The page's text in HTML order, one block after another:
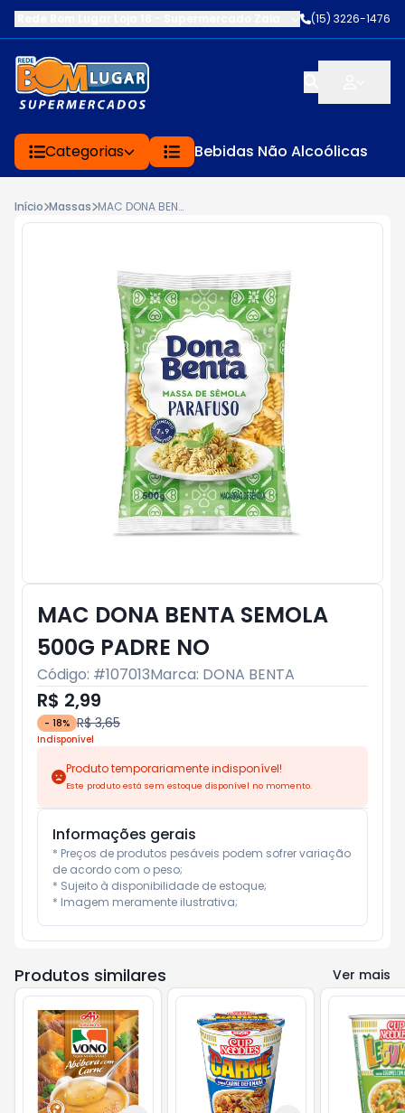
AV. EDWARD FRU
(15) 3226-1476
Categorias Bebidas Não Alcoólicas
Início Massas MAC DONA BENTA SEMOLA 500G PADRE NO
MAC DONA BENTA SEMOLA
500G PADRE NO
Código: #107013Marca: DONA BENTA
R$ 2,99
- 18% R$ 3,65
Indisponível
Produto temporariamente indisponível!
Este produto está sem estoque disponível no momento.
Informações gerais
* Preços de produtos pesáveis podem sofrer variação
de acordo com o peso;
* Sujeito à disponibilidade de estoque;
* Imagem meramente ilustrativa;
Produtos similares Ver mais